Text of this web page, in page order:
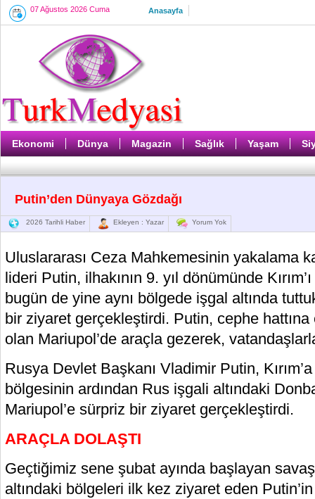
07 Ağustos 2026 Cuma Anasayfa
Ekonomi Dünya Magazin Sağlık Yaşam
Putin’den Dünyaya Gözdağı
2026 Tarihli Haber Ekleyen : Yazar Yorum Yok
Uluslararası Ceza Mahkemesinin yakalama
lideri Putin, ilhakının 9. yıl dönümünde
bugün de yine aynı bölgede işgal altında
bir ziyaret gerçekleştirdi. Putin, cephe hattına
olan Mariupol’de araçla gezerek,
Rusya Devlet Başkanı Vladimir Putin,
bölgesinin ardından Rus işgali altındaki
Mariupol’e sürpriz bir ziyaret gerçekleştirdi.
ARAÇLA DOLAŞTI
Geçtiğimiz sene şubat ayında başlayan
altındaki bölgeleri ilk kez ziyaret eden